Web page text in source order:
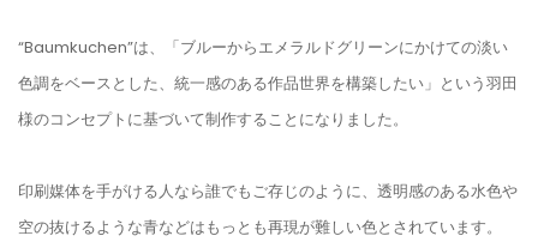
“Baumkuchen”は、「ブルーからエメラルドグリーンにかけての淡い
色調をベースとした、統一感のある作品世界を構築したい」という羽田
様のコンセプトに基づいて制作することになりました。
印刷媒体を手がける人なら誰でもご存じのように、透明感のある水色や
空の抜けるような青などはもっとも再現が難しい色とされています。